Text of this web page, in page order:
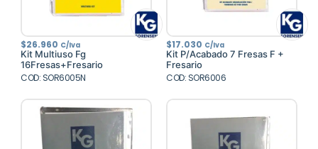
$26.960 C/Iva
Kit Multiuso Fg
16Fresas+Fresario
COD: SOR6005N
$17.030 C/Iva
Kit P/Acabado 7 Fresas F +
Fresario
COD: SOR6006